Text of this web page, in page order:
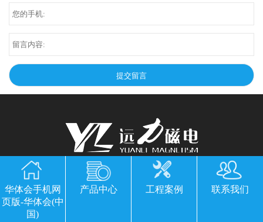
华体会手机网页版-华体会(中国)
公司地址：山东临朐县经济开发区北环路
电话：13869611251 郭经理 微信同号
华体会手机网
页版-华体会(中
国)
产品中心 工程案例 联系我们